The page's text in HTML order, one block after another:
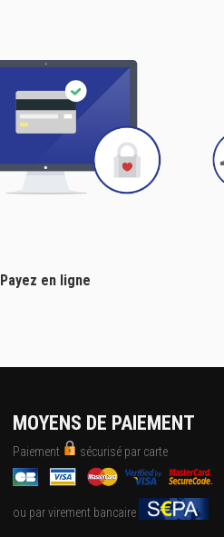
Payez en ligne
MOYENS DE PAIEMENT
Paiement sécurisé par carte
ou par virement bancaire